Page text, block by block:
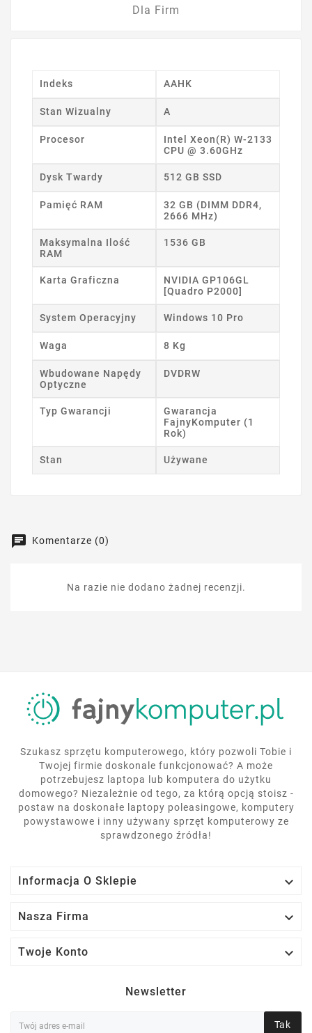
Dla Firm
Indeks AAHK
Stan Wizualny A
Procesor
Intel Xeon(R) W-2133
CPU @ 3.60GHz
Dysk Twardy 512 GB SSD
Pamięć RAM
32 GB (DIMM DDR4,
2666 MHz)
Maksymalna Ilość
RAM
1536 GB
Karta Graficzna
NVIDIA GP106GL
[Quadro P2000]
System Operacyjny Windows 10 Pro
Waga 8 Kg
Wbudowane Napędy
Optyczne
DVDRW
Typ Gwarancji
Gwarancja
FajnyKomputer (1
Rok)
Stan Używane
Komentarze (0)
Na razie nie dodano żadnej recenzji.
Szukasz sprzętu komputerowego, który pozwoli Tobie i
Twojej firmie doskonale funkcjonować? A może
potrzebujesz laptopa lub komputera do użytku
domowego? Niezależnie od tego, za którą opcją stoisz -
postaw na doskonałe laptopy poleasingowe, komputery
powystawowe i inny używany sprzęt komputerowy ze
sprawdzonego źródła!
Informacja O Sklepie 
Nasza Firma 
Twoje Konto 
Newsletter
Tak